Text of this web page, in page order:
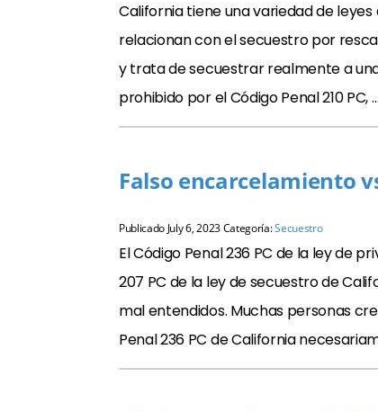
California tiene una variedad de
relacionan con el secuestro por
y trata de secuestrar realmente a
prohibido por el Código Penal 210 PC, …
Falso encarcelamiento
Publicado July 6, 2023Categoría:Secuestro
El Código Penal 236 PC de la ley de
207 PC de la ley de secuestro de
mal entendidos. Muchas personas
Penal 236 PC de California